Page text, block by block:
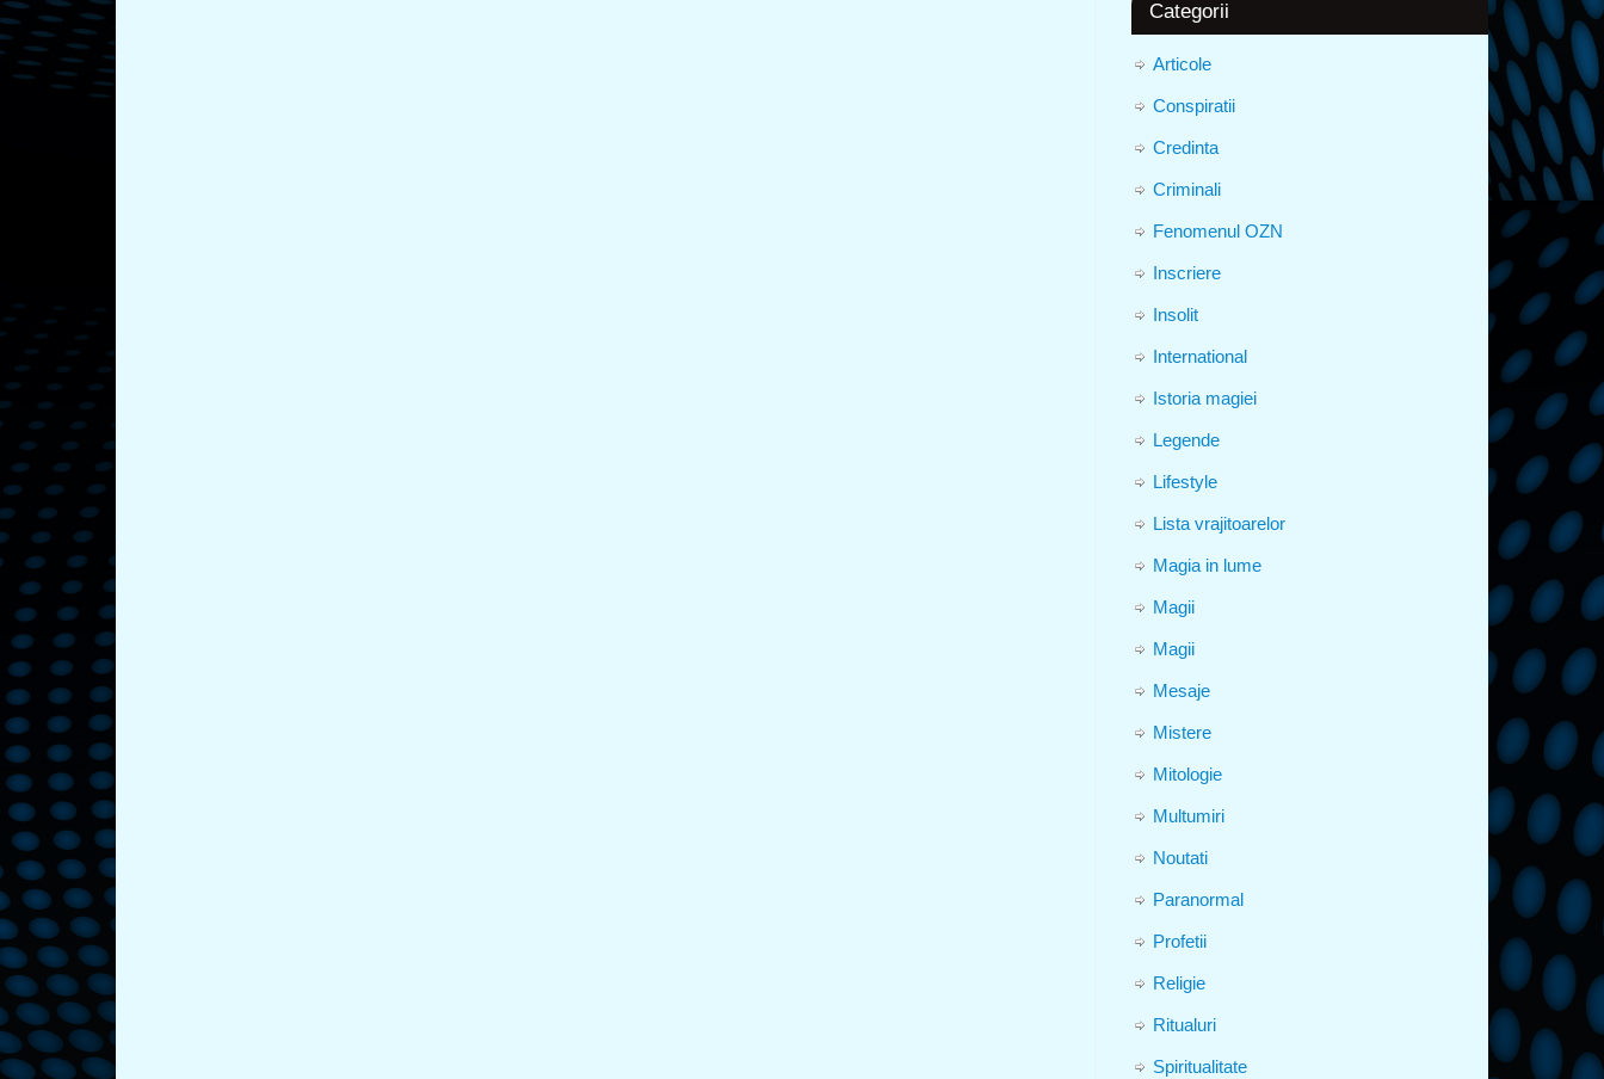
Categorii
Articole
Conspiratii
Credinta
Criminali
Fenomenul OZN
Inscriere
Insolit
International
Istoria magiei
Legende
Lifestyle
Lista vrajitoarelor
Magia in lume
Magii
Magii
Mesaje
Mistere
Mitologie
Multumiri
Noutati
Paranormal
Profetii
Religie
Ritualuri
Spiritualitate